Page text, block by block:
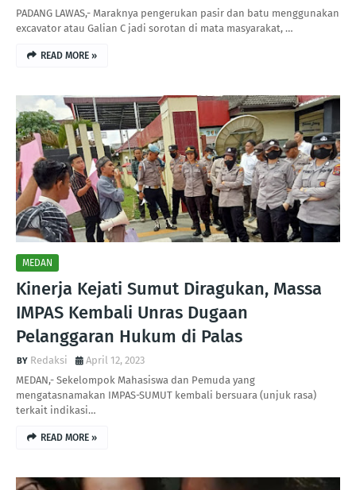
PADANG LAWAS,- Maraknya pengerukan pasir dan batu menggunakan
excavator atau Galian C jadi sorotan di mata masyarakat, …
READ MORE »
MEDAN
Kinerja Kejati Sumut Diragukan, Massa
IMPAS Kembali Unras Dugaan
Pelanggaran Hukum di Palas
Redaksi
April 12, 2023
MEDAN,- Sekelompok Mahasiswa dan Pemuda yang
mengatasnamakan IMPAS-SUMUT kembali bersuara (unjuk rasa)
terkait indikasi…
READ MORE »